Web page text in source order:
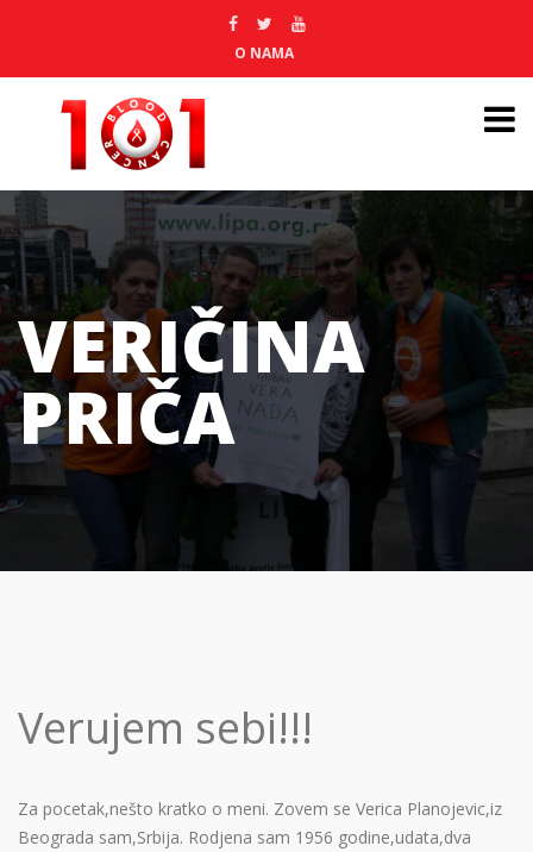
O NAMA
VERIČINA
PRIČA
Verujem sebi!!!
Za pocetak,nešto kratko o meni. Zovem se Verica Planojevic,iz
Beograda sam,Srbija. Rodjena sam 1956 godine,udata,dva